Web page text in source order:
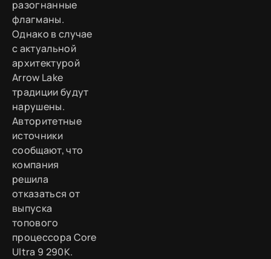
разогнанные
флагманы.
Однако в случае
с актуальной
архитектурой
Arrow Lake
традиции будут
нарушены.
Авторитетные
источники
сообщают, что
компания
решила
отказаться от
выпуска
топового
процессора Core
Ultra 9 290K.